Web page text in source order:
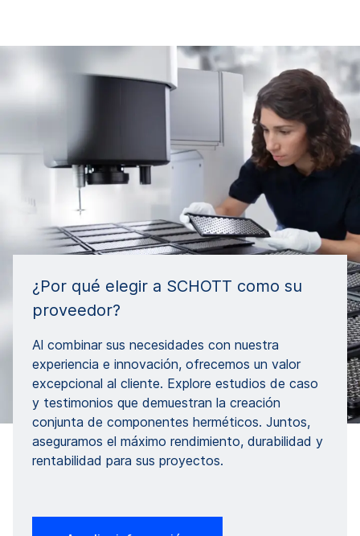
¿Por qué elegir a SCHOTT como su
proveedor?
Al combinar sus necesidades con nuestra
experiencia e innovación, ofrecemos un valor
excepcional al cliente. Explore estudios de caso
y testimonios que demuestran la creación
conjunta de componentes herméticos. Juntos,
aseguramos el máximo rendimiento, durabilidad y
rentabilidad para sus proyectos.